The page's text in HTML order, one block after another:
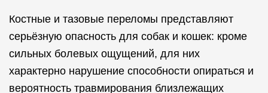
Костные и тазовые переломы представляют
серьёзную опасность для собак и кошек: кроме
сильных болевых ощущений, для них
характерно нарушение способности опираться и
вероятность травмирования близлежащих